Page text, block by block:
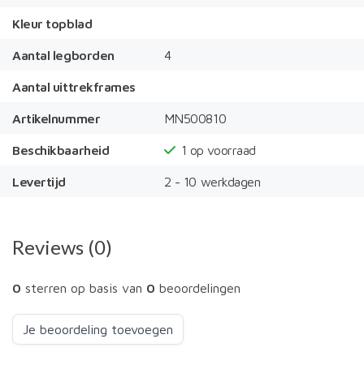
Kleur topblad
Aantal legborden 4
Aantal uittrekframes
Artikelnummer MN500810
Beschikbaarheid 1 op voorraad
Levertijd 2 - 10 werkdagen
Reviews (0)
0 sterren op basis van 0 beoordelingen
Je beoordeling toevoegen